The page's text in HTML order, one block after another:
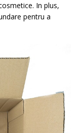
In plus,
pentru a